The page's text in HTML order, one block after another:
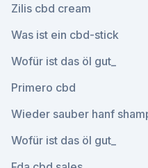
Zilis cbd cream
Was ist ein cbd-stick
Wofür ist das öl gut_
Primero cbd
Wieder sauber hanf
Wofür ist das öl gut_